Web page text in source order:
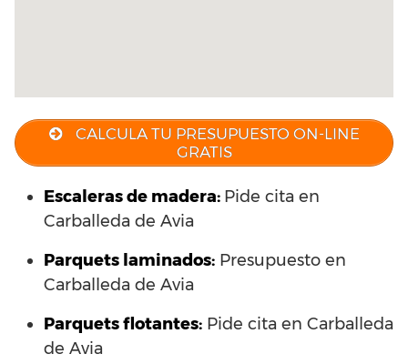
CALCULA TU PRESUPUESTO ON-LINE
GRATIS
Escaleras de madera: Pide cita en
Carballeda de Avia
Parquets laminados: Presupuesto en
Carballeda de Avia
Parquets flotantes: Pide cita en Carballeda
de Avia